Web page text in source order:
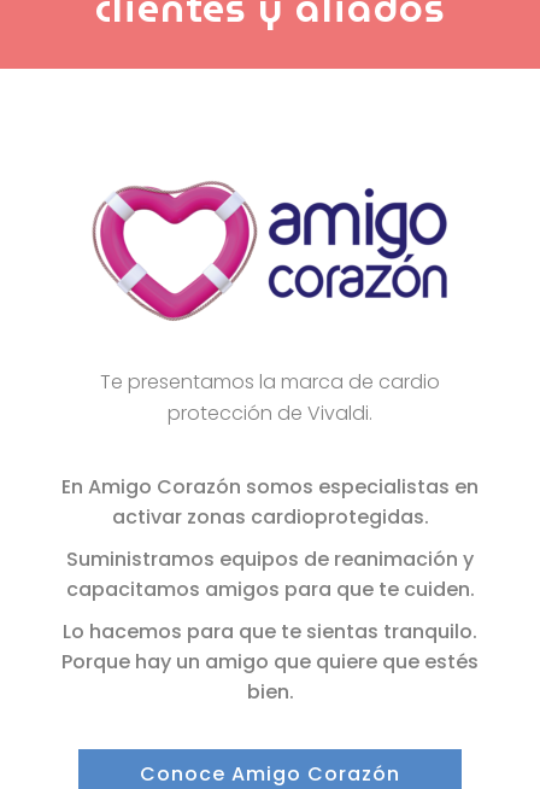
Te presentamos la marca de cardio
protección de Vivaldi.
En Amigo Corazón somos especialistas en
activar zonas cardioprotegidas.
Suministramos equipos de reanimación y
capacitamos amigos para que te cuiden.
Lo hacemos para que te sientas tranquilo.
Porque hay un amigo que quiere que estés
bien.
Conoce Amigo Corazón